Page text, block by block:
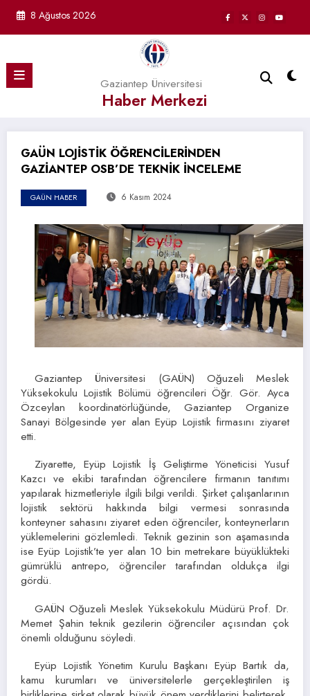
8 Ağustos 2026
Gaziantep Üniversitesi
Haber Merkezi
GAÜN LOJİSTİK ÖĞRENCİLERİNDEN
GAZİANTEP OSB’DE TEKNİK İNCELEME
GAÜN HABER 6 Kasım 2024
Gaziantep Üniversitesi (GAÜN) Oğuzeli Meslek
Yüksekokulu Lojistik Bölümü öğrencileri Öğr. Gör. Ayca
Özceylan koordinatörlüğünde, Gaziantep Organize
Sanayi Bölgesinde yer alan Eyüp Lojistik firmasını ziyaret
etti.
Ziyarette, Eyüp Lojistik İş Geliştirme Yöneticisi Yusuf
Kazcı ve ekibi tarafından öğrencilere firmanın tanıtımı
yapılarak hizmetleriyle ilgili bilgi verildi. Şirket çalışanlarının
lojistik sektörü hakkında bilgi vermesi sonrasında
konteyner sahasını ziyaret eden öğrenciler, konteynerların
yüklemelerini gözlemledi. Teknik gezinin son aşamasında
ise Eyüp Lojistik’te yer alan 10 bin metrekare büyüklükteki
gümrüklü antrepo, öğrenciler tarafından oldukça ilgi
gördü.
GAÜN Oğuzeli Meslek Yüksekokulu Müdürü Prof. Dr.
Memet Şahin teknik gezilerin öğrenciler açısından çok
önemli olduğunu söyledi.
Eyüp Lojistik Yönetim Kurulu Başkanı Eyüp Bartık da,
kamu kurumları ve üniversitelerle gerçekleştirilen iş